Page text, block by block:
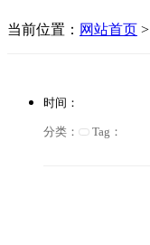
当前位置： 网站首页 >
时间：
分类： Tag：